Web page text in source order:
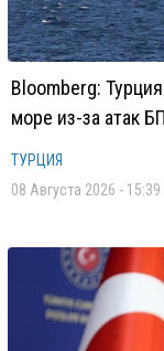
Bloomberg:
море из-за атак
ТУРЦИЯ
08 Августа 2026 - 15:39